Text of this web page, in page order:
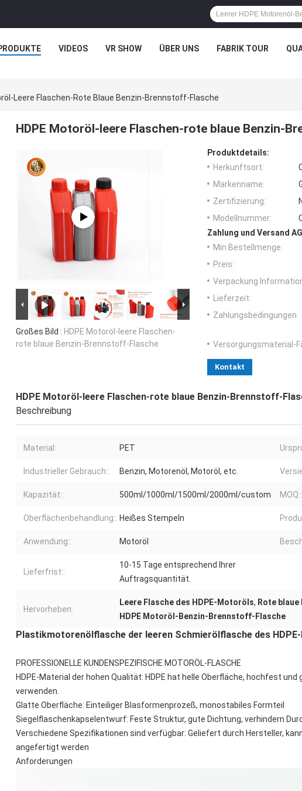
VIDEOS VR SHOW ÜBER UNS FABRIK TOUR
Leere Flaschen-Rote Blaue Benzin-Brennstoff-Flasche
HDPE Motoröl-leere Flaschen-rote blaue Benzin-
Großes Bild : HDPE Motoröl-leere Flaschen-
rote blaue Benzin-Brennstoff-Flasche
Produktdetails:
Herkunftsort:
Markenname:
Zertifizierung:
Modellnummer:
Zahlung und Versand
Min Bestellmenge:
Preis:
Verpackung
Lieferzeit:
Zahlungsbedingungen:
Versorgungsmaterial-
Kontakt
HDPE Motoröl-leere Flaschen-rote blaue Benzin-Brennstoff-
Beschreibung
Material: PET
Industrieller Gebrauch:: Benzin, Motorenöl, Motoröl, etc.
Kapazität:: 500ml/1000ml/1500ml/2000ml/custom MOQ::
Oberflächenbehandlung:: Heißes Stempeln
Anwendung:: Motoröl
Lieferfrist::
10-15 Tage entsprechend Ihrer
Auftragsquantität.
Hervorheben:
Leere Flasche des HDPE-Motoröls, Rote
HDPE Motoröl-Benzin-Brennstoff-Flasche
Plastikmotorenölflasche der leeren Schmierölflasche des
PROFESSIONELLE KUNDENSPEZIFISCHE MOTORÖL-FLASCHE
HDPE-Material der hohen Qualität: HDPE hat helle Oberfläche, hochfest
verwenden.
Glatte Oberfläche: Einteiliger Blasformenprozeß, monostabiles Formteil
Siegelflaschenkapselentwurf: Feste Struktur, gute Dichtung, verhindern
Verschiedene Spezifikationen sind verfügbar: Geliefert durch Hersteller,
angefertigt werden
Anforderungen